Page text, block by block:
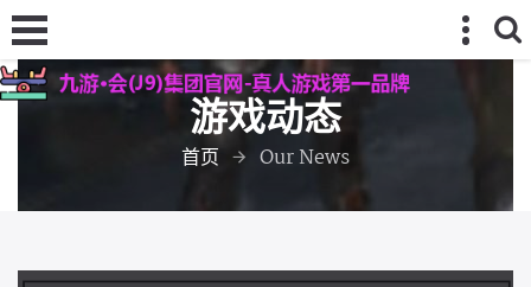
游戏动态
首页 Our News